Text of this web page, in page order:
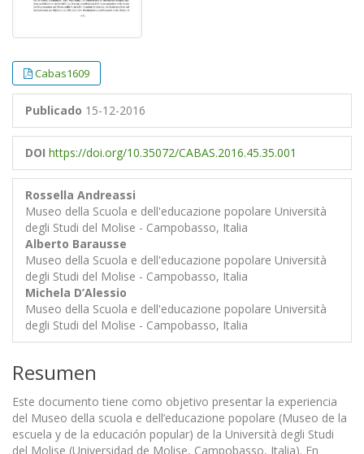
Cabas1609
Publicado 15-12-2016
DOI https://doi.org/10.35072/CABAS.2016.45.35.001
Rossella Andreassi
Museo della Scuola e dell'educazione popolare Università
degli Studi del Molise - Campobasso, Italia
Alberto Barausse
Museo della Scuola e dell'educazione popolare Università
degli Studi del Molise - Campobasso, Italia
Michela D’Alessio
Museo della Scuola e dell'educazione popolare Università
degli Studi del Molise - Campobasso, Italia
Resumen
Este documento tiene como objetivo presentar la experiencia
del Museo della scuola e dell’educazione popolare (Museo de la
escuela y de la educación popular) de la Università degli Studi
del Molise (Universidad de Molise, Campobasso, Italia). En